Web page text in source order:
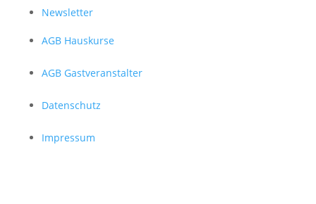
Newsletter
AGB Hauskurse
AGB Gastveranstalter
Datenschutz
Impressum